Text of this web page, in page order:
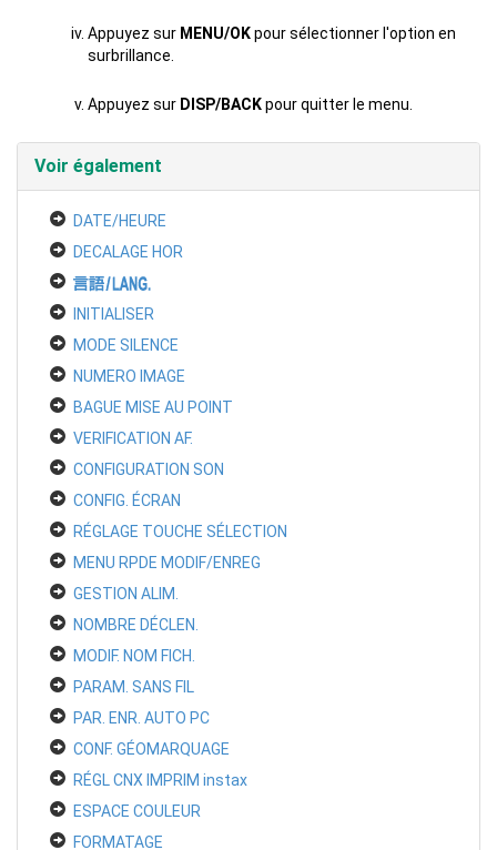
Appuyez sur MENU/OKpour sélectionner l'option en
surbrillance.
Appuyez sur DISP/BACKpour quitter le menu.
Voir également
DATE/HEURE
DECALAGE HOR
INITIALISER
MODE SILENCE
NUMERO IMAGE
BAGUE MISE AU POINT
VERIFICATION AF.
CONFIGURATION SON
CONFIG. ÉCRAN
RÉGLAGE TOUCHE SÉLECTION
MENU RPDE MODIF/ENREG
GESTION ALIM.
NOMBRE DÉCLEN.
MODIF. NOM FICH.
PARAM. SANS FIL
PAR. ENR. AUTO PC
CONF. GÉOMARQUAGE
RÉGL CNX IMPRIM instax
ESPACE COULEUR
FORMATAGE